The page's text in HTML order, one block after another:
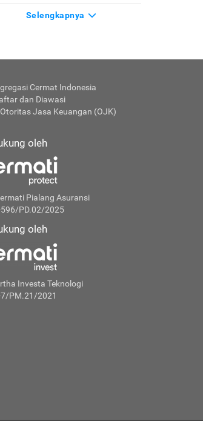
Selengkapnya
Cermat Indonesia
dan Diawasi
Jasa Keuangan (OJK)
oleh
Pialang Asuransi
596/PD.02/2025
oleh
Investa Teknologi
7/PM.21/2021